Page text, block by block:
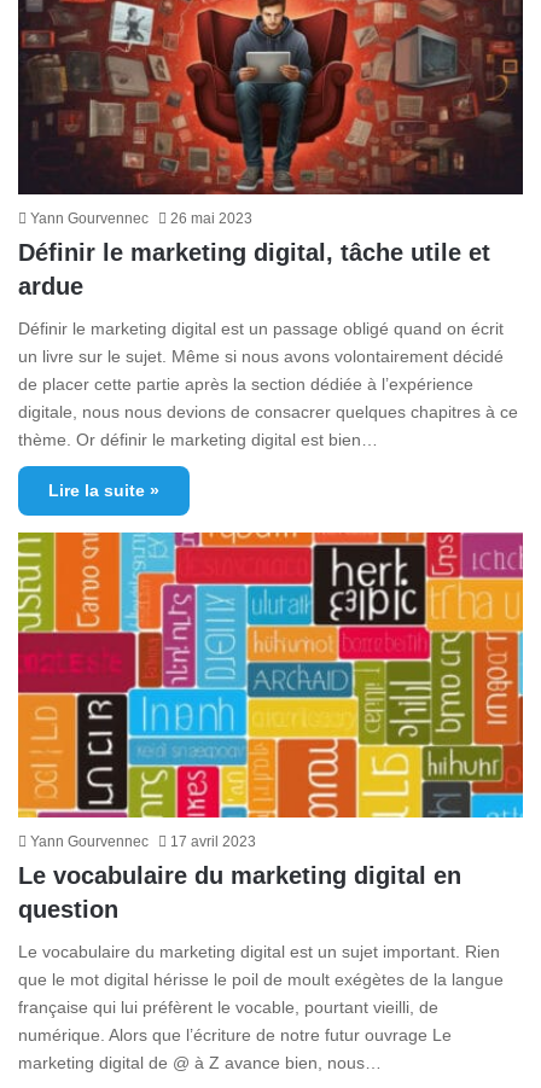
Yann Gourvennec 26 mai 2023
Définir le marketing digital, tâche utile et
ardue
Définir le marketing digital est un passage obligé quand on écrit
un livre sur le sujet. Même si nous avons volontairement décidé
de placer cette partie après la section dédiée à l’expérience
digitale, nous nous devions de consacrer quelques chapitres à ce
thème. Or définir le marketing digital est bien…
Lire la suite »
Yann Gourvennec 17 avril 2023
Le vocabulaire du marketing digital en
question
Le vocabulaire du marketing digital est un sujet important. Rien
que le mot digital hérisse le poil de moult exégètes de la langue
française qui lui préfèrent le vocable, pourtant vieilli, de
numérique. Alors que l’écriture de notre futur ouvrage Le
marketing digital de @ à Z avance bien, nous…